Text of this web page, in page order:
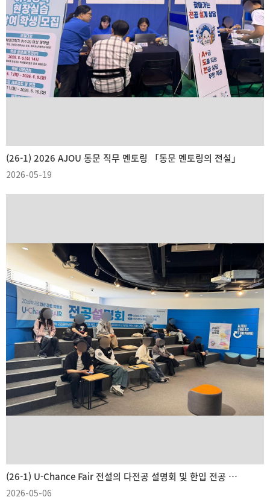
(26-1) 2026 AJOU 동문 직무 멘토링 「동문 멘토링의 전설」
2026-05-19
(26-1) U-Chance Fair 전설의 다전공 설명회 및 한입 전공 상담소
2026-05-06